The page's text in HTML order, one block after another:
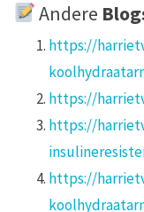
Andere
https://
https://
https://
https://